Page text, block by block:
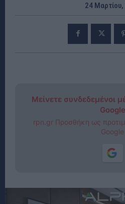
24 Μαρτίου,
Μείνετε συνδεδεμένοι
Google
rpn.gr Προσθήκη ως
Google